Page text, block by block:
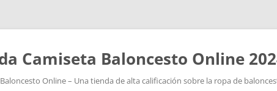
Camiseta Baloncesto Online
Online – Una tienda de alta calificación sobre la ropa de